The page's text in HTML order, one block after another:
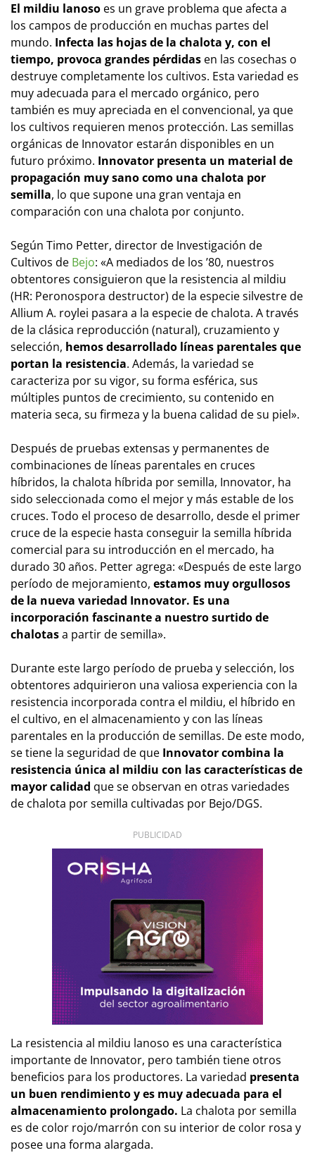
El mildiu lanoso es un grave problema que afecta a
los campos de producción en muchas partes del
mundo. Infecta las hojas de la chalota y, con el
tiempo, provoca grandes pérdidas en las cosechas o
destruye completamente los cultivos. Esta variedad es
muy adecuada para el mercado orgánico, pero
también es muy apreciada en el convencional, ya que
los cultivos requieren menos protección. Las semillas
orgánicas de Innovator estarán disponibles en un
futuro próximo. Innovator presenta un material de
propagación muy sano como una chalota por
semilla, lo que supone una gran ventaja en
comparación con una chalota por conjunto.
Según Timo Petter, director de Investigación de
Cultivos de Bejo: «A mediados de los ’80, nuestros
obtentores consiguieron que la resistencia al mildiu
(HR: Peronospora destructor) de la especie silvestre de
Allium A. roylei pasara a la especie de chalota. A través
de la clásica reproducción (natural), cruzamiento y
selección, hemos desarrollado líneas parentales que
portan la resistencia. Además, la variedad se
caracteriza por su vigor, su forma esférica, sus
múltiples puntos de crecimiento, su contenido en
materia seca, su firmeza y la buena calidad de su piel».
Después de pruebas extensas y permanentes de
combinaciones de líneas parentales en cruces
híbridos, la chalota híbrida por semilla, Innovator, ha
sido seleccionada como el mejor y más estable de los
cruces. Todo el proceso de desarrollo, desde el primer
cruce de la especie hasta conseguir la semilla híbrida
comercial para su introducción en el mercado, ha
durado 30 años. Petter agrega: «Después de este largo
período de mejoramiento, estamos muy orgullosos
de la nueva variedad Innovator. Es una
incorporación fascinante a nuestro surtido de
chalotasa partir de semilla».
Durante este largo período de prueba y selección, los
obtentores adquirieron una valiosa experiencia con la
resistencia incorporada contra el mildiu, el híbrido en
el cultivo, en el almacenamiento y con las líneas
parentales en la producción de semillas. De este modo,
se tiene la seguridad de que Innovator combina la
resistencia única al mildiu con las características de
mayor calidad que se observan en otras variedades
de chalota por semilla cultivadas por Bejo/DGS.
PUBLICIDAD
La resistencia al mildiu lanoso es una característica
importante de Innovator, pero también tiene otros
beneficios para los productores. La variedad presenta
un buen rendimiento y es muyadecuada para el
almacenamiento prolongado. La chalota por semilla
es de color rojo/marrón con su interior de color rosa y
posee una forma alargada.